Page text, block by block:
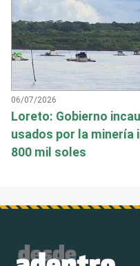
06/07/2026
Loreto: Gobierno
usados por la minería
800 mil soles